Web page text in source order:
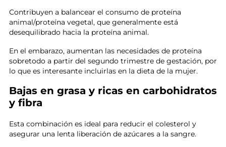
Contribuyen a balancear el consumo de proteína
animal/proteína vegetal, que generalmente está
desequilibrado hacia la proteína animal.
En el embarazo, aumentan las necesidades de proteína
sobretodo a partir del segundo trimestre de gestación, por
lo que es interesante incluirlas en la dieta de la mujer.
Bajas en grasa y ricas en carbohidratos
y fibra
Esta combinación es ideal para reducir el colesterol y
asegurar una lenta liberación de azúcares a la sangre.